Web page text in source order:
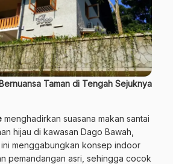
Taman di Tengah Sejuknya
menghadirkan suasana makan santai
hijau di kawasan Dago Bawah,
menggabungkan konsep indoor
pemandangan asri, sehingga cocok